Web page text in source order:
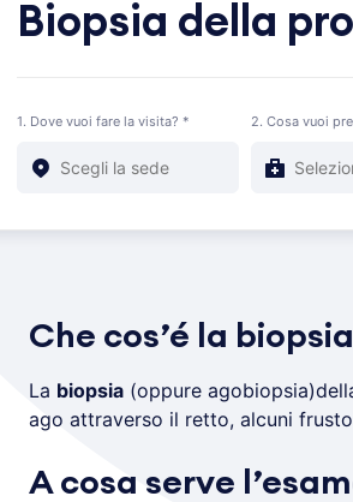
Biopsia della
1. Dove vuoi fare la visita? * 2. Cosa vuoi
Che cos’é la
La biopsia(oppure
ago attraverso il retto, alcuni
A cosa serve